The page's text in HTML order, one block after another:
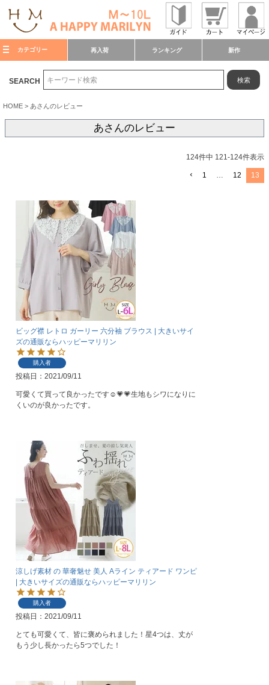
カテゴリー 再入荷 ランキング 新作
SEARCH 検索
HOME あさんのレビュー
あさんのレビュー
124件中 121-124件表示
1 … 12 13
ビッグ襟 レトロ ガーリー 六分袖 ブラウス | 大きいサイ
ズの通販ならハッピーマリリン
購入者
投稿日 2021/09/11
可愛くて買って良かったです☺️💗💗生地もシワになりに
くいのが良かったです。
涼しげ素材 の 華奢魅せ 美人 Aライン ティアード ワンピ
| 大きいサイズの通販ならハッピーマリリン
購入者
投稿日 2021/09/11
とても可愛くて、皆に褒められました！星4つは、丈が
もう少し長かったら5つでした！